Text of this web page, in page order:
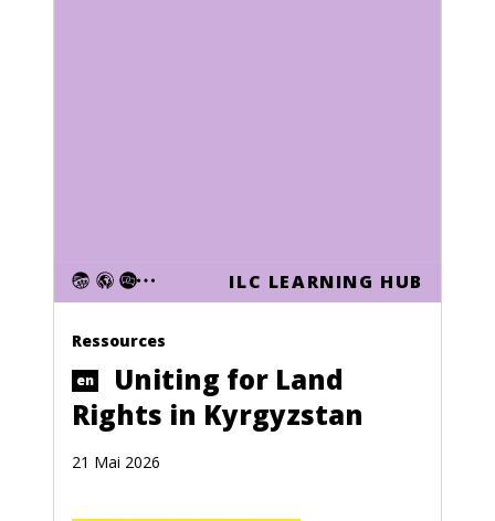
ILC LEARNING HUB
Ressources
en
Uniting for Land
Rights in Kyrgyzstan
21 Mai 2026